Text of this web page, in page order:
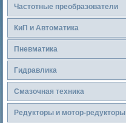
Частотные преобразователи
КиП и Автоматика
Пневматика
Гидравлика
Смазочная техника
Редукторы и мотор-редукторы